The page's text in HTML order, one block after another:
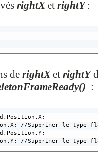
rightX et rightY:
de rightX et rightY
:
//Supprimer le type
//Supprimer le type